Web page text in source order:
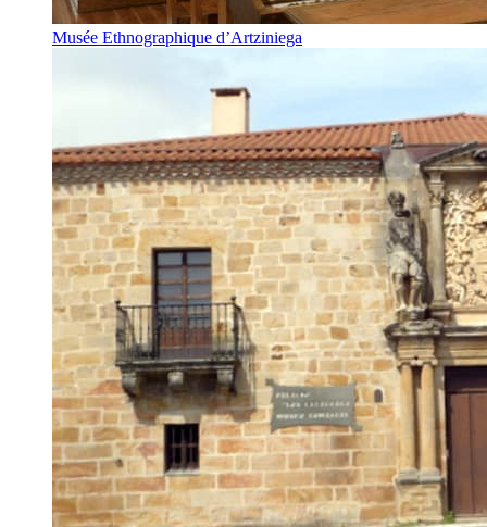
Musée Ethnographique d’Artziniega